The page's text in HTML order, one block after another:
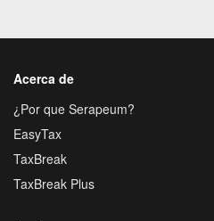
Acerca de
¿Por que Serapeum?
EasyTax
TaxBreak
TaxBreak Plus